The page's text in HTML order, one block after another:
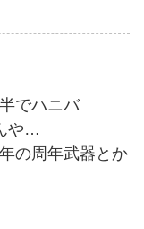
でハニバ
や…
の周年武器とか